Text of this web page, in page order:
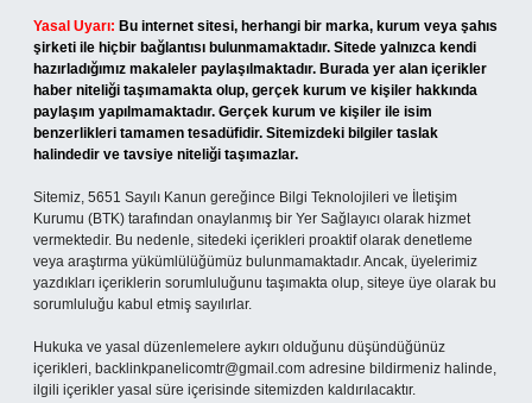
Yasal Uyarı: Bu internet sitesi, herhangi bir marka, kurum veya şahıs
şirketi ile hiçbir bağlantısı bulunmamaktadır. Sitede yalnızca kendi
hazırladığımız makaleler paylaşılmaktadır. Burada yer alan içerikler
haber niteliği taşımamakta olup, gerçek kurum ve kişiler hakkında
paylaşım yapılmamaktadır. Gerçek kurum ve kişiler ile isim
benzerlikleri tamamen tesadüfidir. Sitemizdeki bilgiler taslak
halindedir ve tavsiye niteliği taşımazlar.
Sitemiz, 5651 Sayılı Kanun gereğince Bilgi Teknolojileri ve İletişim
Kurumu (BTK) tarafından onaylanmış bir Yer Sağlayıcı olarak hizmet
vermektedir. Bu nedenle, sitedeki içerikleri proaktif olarak denetleme
veya araştırma yükümlülüğümüz bulunmamaktadır. Ancak, üyelerimiz
yazdıkları içeriklerin sorumluluğunu taşımakta olup, siteye üye olarak bu
sorumluluğu kabul etmiş sayılırlar.
Hukuka ve yasal düzenlemelere aykırı olduğunu düşündüğünüz
içerikleri, backlinkpanelicomtr@gmail.com adresine bildirmeniz halinde,
ilgili içerikler yasal süre içerisinde sitemizden kaldırılacaktır.